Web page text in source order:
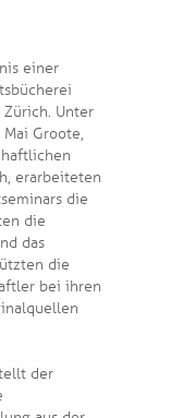
einer
Unter
Groote,
erarbeiteten
die
die
das
die
bei ihren
der